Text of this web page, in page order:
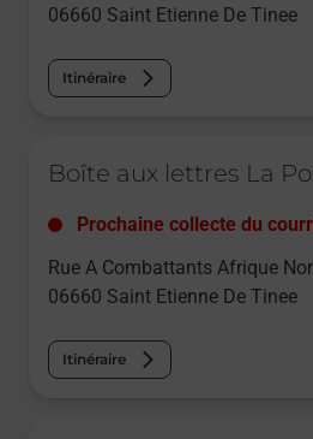
06660 Saint Etienne De Tinee
Itinéraire
Boîte aux lettres La
Prochaine collecte du
Rue A Combattants Afrique
06660 Saint Etienne De Tinee
Itinéraire